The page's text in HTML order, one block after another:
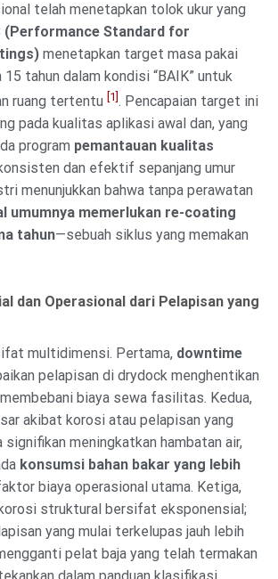
telah menetapkan tolok ukur yang
(Performance Standard for
menetapkan target masa pakai
tahun dalam kondisi “BAIK” untuk
ruang tertentu [1] . Pencapaian target ini
pada kualitas aplikasi awal dan, yang
program pemantauan kualitas
dan efektif sepanjang umur
menunjukkan bahwa tanpa perawatan
umumnya memerlukan re-coating
tahun—sebuah siklus yang memakan
dan Operasional dari Pelapisan yang
multidimensi. Pertama, downtime
pelapisan di drydock menghentikan
biaya sewa fasilitas. Kedua,
akibat korosi atau pelapisan yang
meningkatkan hambatan air,
konsumsi bahan bakar yang lebih
biaya operasional utama. Ketiga,
struktural bersifat eksponensial;
yang mulai terkelupas jauh lebih
pelat baja yang telah termakan
dalam panduan klasifikasi,